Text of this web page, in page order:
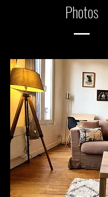
Photos